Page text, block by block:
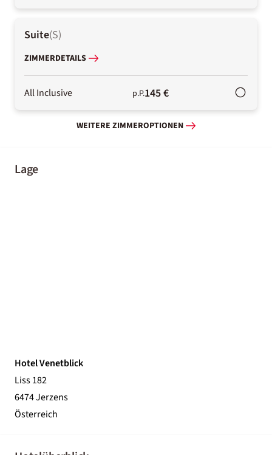
Suite(S)
ZIMMERDETAILS
All Inclusive p.P.145 €
WEITERE ZIMMEROPTIONEN
Lage
Hotel Venetblick
Liss 182
6474 Jerzens
Österreich